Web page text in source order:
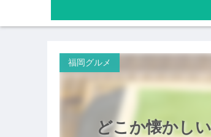
どこか懐かし
福岡グルメ